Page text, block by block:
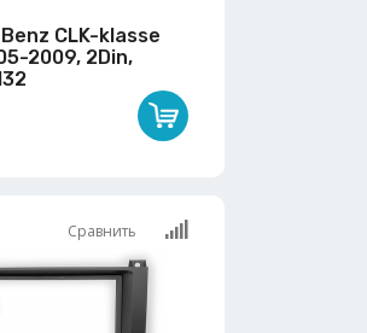
CLK-klasse
2009, 2Din,
Сравнить